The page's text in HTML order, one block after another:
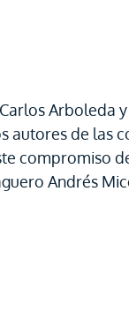
Arboleda
autores de las
compromiso
Andrés